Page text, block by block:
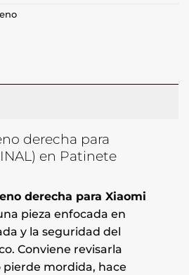
derecha para
en Patinete
derecha para Xiaomi
pieza enfocada en
y la seguridad del
Conviene revisarla
mordida, hace